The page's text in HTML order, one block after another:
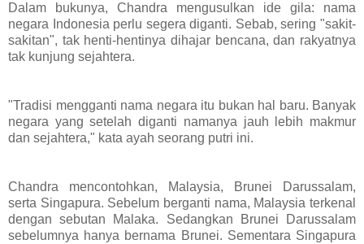
Dalam bukunya, Chandra mengusulkan ide gila: nama
negara Indonesia perlu segera diganti. Sebab, sering "sakit-
sakitan", tak henti-hentinya dihajar bencana, dan rakyatnya
tak kunjung sejahtera.
"Tradisi mengganti nama negara itu bukan hal baru. Banyak
negara yang setelah diganti namanya jauh lebih makmur
dan sejahtera," kata ayah seorang putri ini.
Chandra mencontohkan, Malaysia, Brunei Darussalam,
serta Singapura. Sebelum berganti nama, Malaysia terkenal
dengan sebutan Malaka. Sedangkan Brunei Darussalam
sebelumnya hanya bernama Brunei. Sementara Singapura